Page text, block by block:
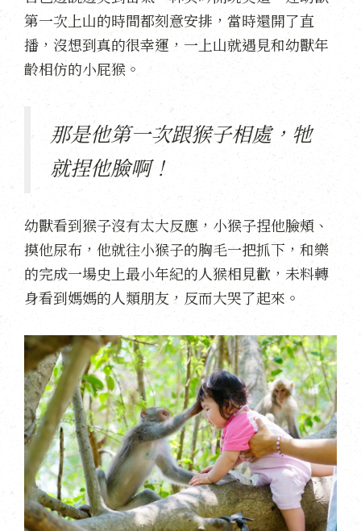
第一次上山的時間都刻意安排，當時還開了直
播，沒想到真的很幸運，一上山就遇見和幼獸年
齡相仿的小屁猴。
那是他第一次跟猴子相處，牠
就捏他臉啊！
幼獸看到猴子沒有太大反應，小猴子捏他臉頰、
摸他尿布，他就往小猴子的胸毛一把抓下，和樂
的完成一場史上最小年紀的人猴相見歡，未料轉
身看到媽媽的人類朋友，反而大哭了起來。